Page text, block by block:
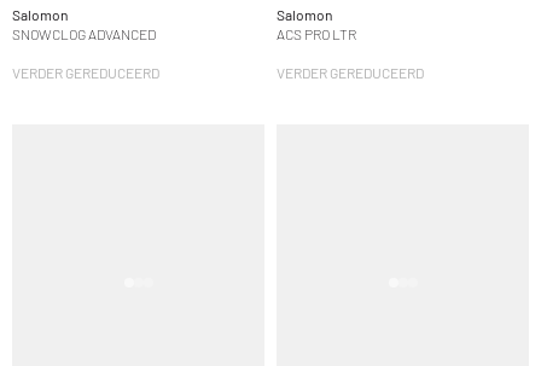
Salomon
SNOWCLOG ADVANCED
VERDER GEREDUCEERD
Salomon
ACS PRO LTR
VERDER GEREDUCEERD